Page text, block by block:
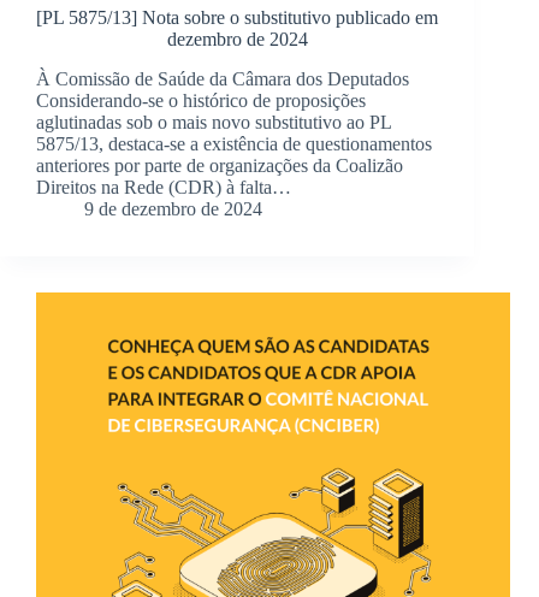
[PL 5875/13] Nota sobre o substitutivo publicado em
dezembro de 2024
À Comissão de Saúde da Câmara dos Deputados
Considerando-se o histórico de proposições
aglutinadas sob o mais novo substitutivo ao PL
5875/13, destaca-se a existência de questionamentos
anteriores por parte de organizações da Coalizão
Direitos na Rede (CDR) à falta…
9 de dezembro de 2024